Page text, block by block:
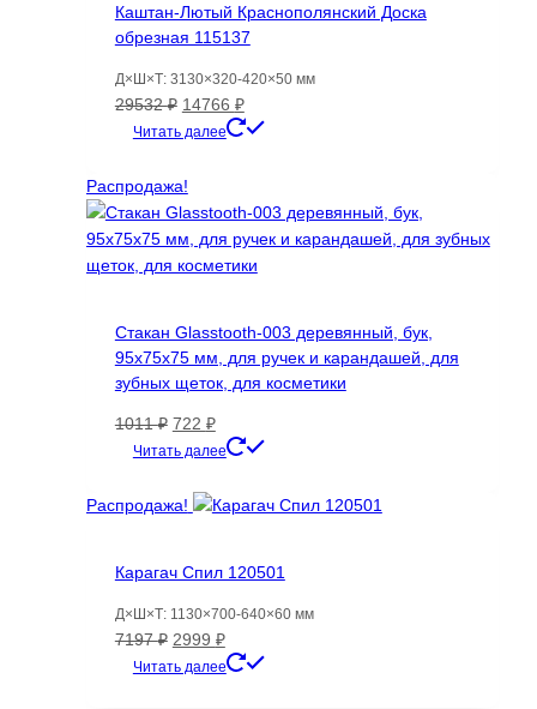
выбрать
странице
Каштан-Лютый Краснополянский Доска
обрезная 115137
Д×Ш×Т: 3130×320-420×50 мм
29532₽ Первоначальная
цена
29532 ₽.
14766 ₽Текущая
цена:
Читать далее
Распродажа!
Стакан Glasstooth-003 деревянный, бук,
95х75х75 мм, для ручек и карандашей, для
зубных щеток, для косметики
1011₽ Первоначальная
цена
1011 ₽.
722 ₽Текущая
цена:
Читать далее
Распродажа!
Карагач Спил 120501
Д×Ш×Т: 1130×700-640×60 мм
7197₽ Первоначальная
цена
2999 ₽Текущая
цена:
Читать далее